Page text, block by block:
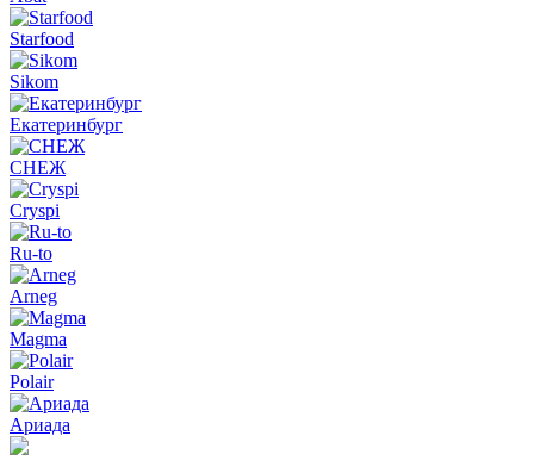
Starfood
Sikom
Екатеринбург
СНЕЖ
Cryspi
Ru-to
Arneg
Magma
Polair
Ариада